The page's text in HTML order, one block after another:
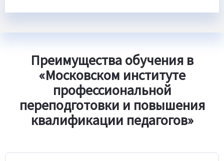
Преимущества обучения в
«Московском институте
профессиональной
переподготовки и повышения
квалификации педагогов»